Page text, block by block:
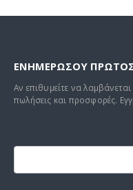
ΕΝΗΜΕΡΩΣΟΥ
Αν επιθυμείτε να
πωλήσεις και προσφορές.
mailchimp